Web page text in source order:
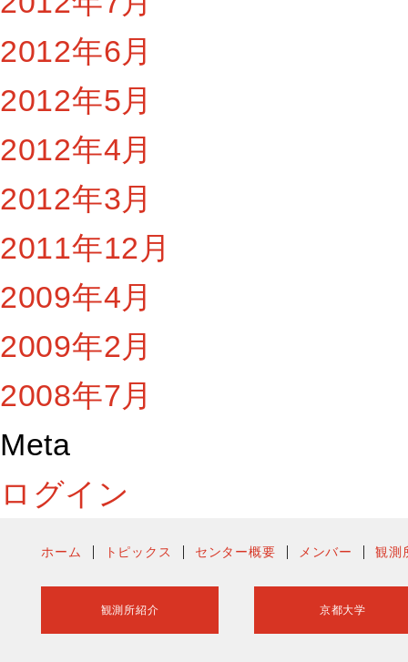
2012年6月
2012年5月
2012年4月
2012年3月
2011年12月
2009年4月
2009年2月
2008年7月
Meta
ログイン
ホーム トピックス センター概要 メンバー 観測
観測所紹介 京都大学